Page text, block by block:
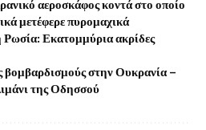
αεροσκάφος κοντά στο οποίο
μετέφερε πυρομαχικά
Εκατομμύρια ακρίδες
βομβαρδισμούς στην Ουκρανία –
της Οδησσού